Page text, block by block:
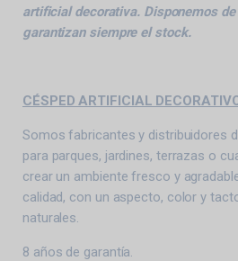
artificial decorativa. Disponemos
garantizan siempre el stock.
CÉSPED ARTIFICIAL
Somos fabricantes y distribuidores
para parques, jardines, terrazas o
crear un ambiente fresco y
calidad, con un aspecto, color y
naturales.
8 años de garantía.